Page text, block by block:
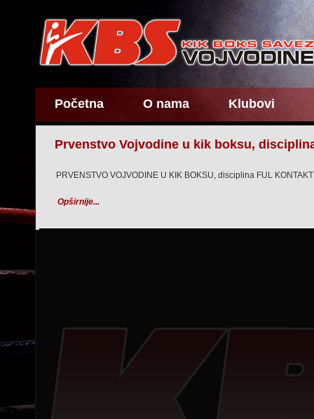
Početna O nama Klubovi
Prvenstvo Vojvodine u kik boksu,
PRVENSTVO VOJVODINE U KIK BOKSU, disciplina FUL KONTAKT
Opširnije...